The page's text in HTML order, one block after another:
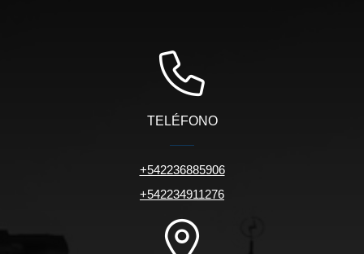
TELÉFONO
+542236885906
+542234911276